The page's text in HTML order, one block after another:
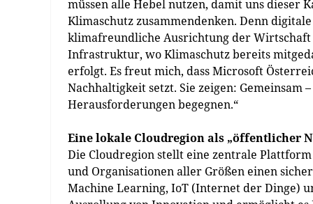
müssen alle Hebel nutzen, damit uns dieser
Klimaschutz zusammendenken. Denn
klimafreundliche Ausrichtung der
Infrastruktur, wo Klimaschutz bereits
erfolgt. Es freut mich, dass Microsoft
Nachhaltigkeit setzt. Sie zeigen:
Herausforderungen begegnen.“
Eine lokale Cloudregion als „öffentlicher
Die Cloudregion stellt eine zentrale
und Organisationen aller Größen einen
Machine Learning, IoT (Internet der Dinge)